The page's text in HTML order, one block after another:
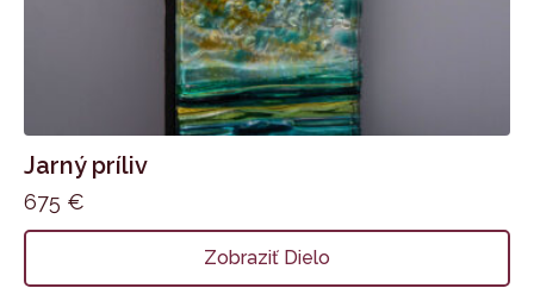
Jarný príliv
675 €
Zobraziť Dielo